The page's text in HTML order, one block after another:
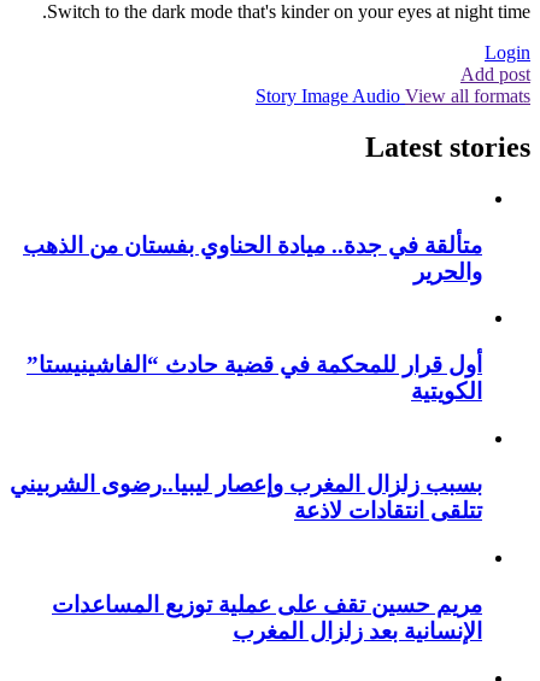
Switch to the dark mode that's kinder on your eyes at night time.
Login
Add post
Story Image Audio View all formats
Latest stories
متألقة في جدة.. ميادة الحناوي بفستان من الذهب
والحرير
أول قرار للمحكمة في قضية حادث “الفاشينيستا”
الكويتية
بسبب زلزال المغرب وإعصار ليبيا..رضوى الشربيني
تتلقى انتقادات لاذعة
مريم حسين تقف على عملية توزيع المساعدات
الإنسانية بعد زلزال المغرب